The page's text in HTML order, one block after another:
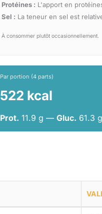
Protéines : L'apport en
Sel : La teneur en sel est
À consommer plutôt occasionnellement.
Par portion (4 parts)
522 kcal
Prot. 11.9 g —Gluc. 61.3